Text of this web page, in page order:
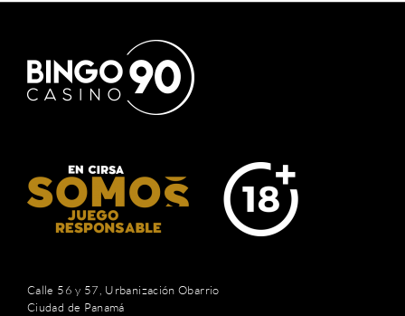
Calle 56 y 57, Urbanización Obarrio
Ciudad de Panamá